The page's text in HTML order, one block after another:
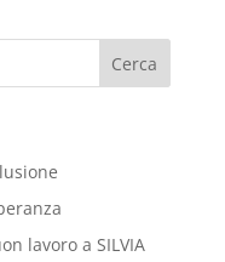
Cerca
lavoro a SILVIA